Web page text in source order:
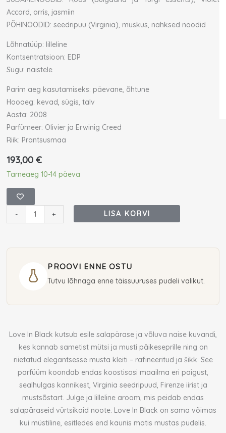
Accord, orris, jasmiin
PÕHINOODID: seedripuu (Virginia), muskus, nahksed noodid
Lõhnatüüp: lilleline
Kontsentratsioon: EDP
Sugu: naistele
Parim aeg kasutamiseks: päevane, õhtune
Hooaeg: kevad, sügis, talv
Aasta: 2008
Parfümeer: Olivier ja Erwinig Creed
Riik: Prantsusmaa
193,00€
Tarneaeg 10-14 päeva
-
Creed
Love
Eau
Parfum
+ LISA KORVI
PROOVI ENNE OSTU
Tutvu lõhnaga enne täissuuruses pudeli valikut.
Love In Black kutsub esile salapärase ja võluva naise kuvandi,
kes kannab sametist mütsi ja musti päikeseprille ning on
riietatud elegantsesse musta kleiti – rafineeritud ja šikk. See
parfüüm koondab endas koostisosi maailma eri paigust,
sealhulgas kannikest, Virginia seedripuud, Firenze iirist ja
mustsõstart. Julge ja lilleline aroom, mis peidab endas
salapäraseid vürtsikaid noote. Love In Black on sama võimas
kui müstiline, esitledes end kaunis matis mustas pudelis.